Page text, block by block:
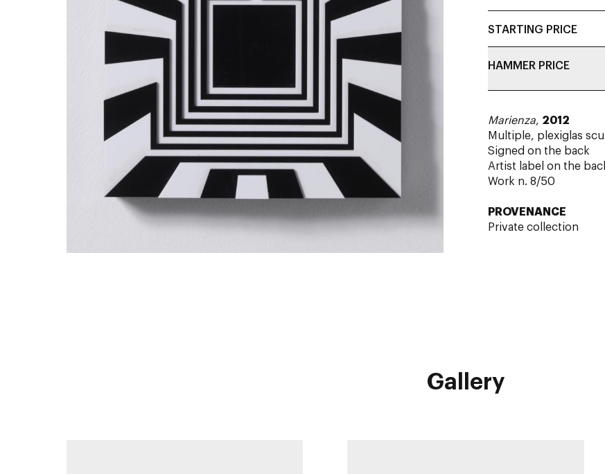
STARTING PRICE
HAMMER PRICE
Marienza, 2012
Multiple, plexiglas
Signed on the back
Artist label on the
Work n. 8/50
PROVENANCE
Private collection
Gallery